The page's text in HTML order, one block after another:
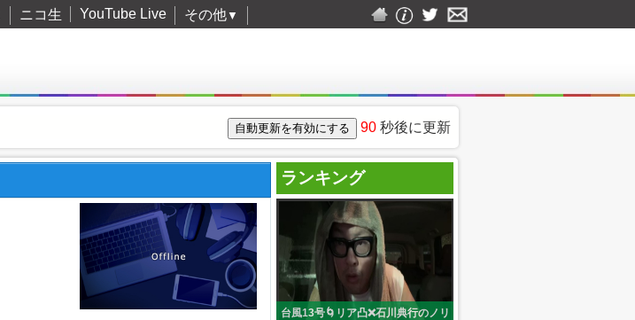
ニコ生 YouTube Live その他▼
90秒後に更新
ランキング
台風13号🌀リア凸❌石川典行のノリ